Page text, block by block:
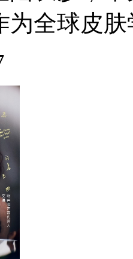
为全球皮